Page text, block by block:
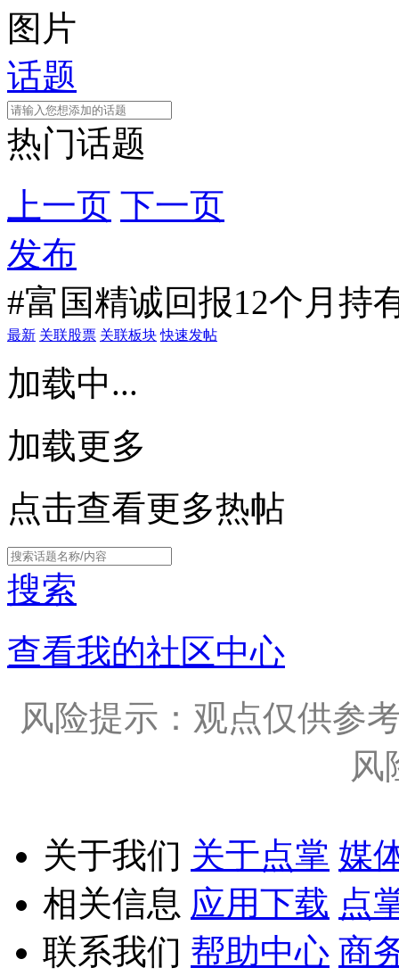
图片
话题
热门话题
上一页 下一页
发布
#富国精诚回报12个月持
最新 关联股票 关联板块 快速发帖
加载中...
加载更多
点击查看更多热帖
搜索
查看我的社区中心
风险提示：观点仅供参
风
关于我们 关于点掌 媒
相关信息 应用下载 点
联系我们 帮助中心 商